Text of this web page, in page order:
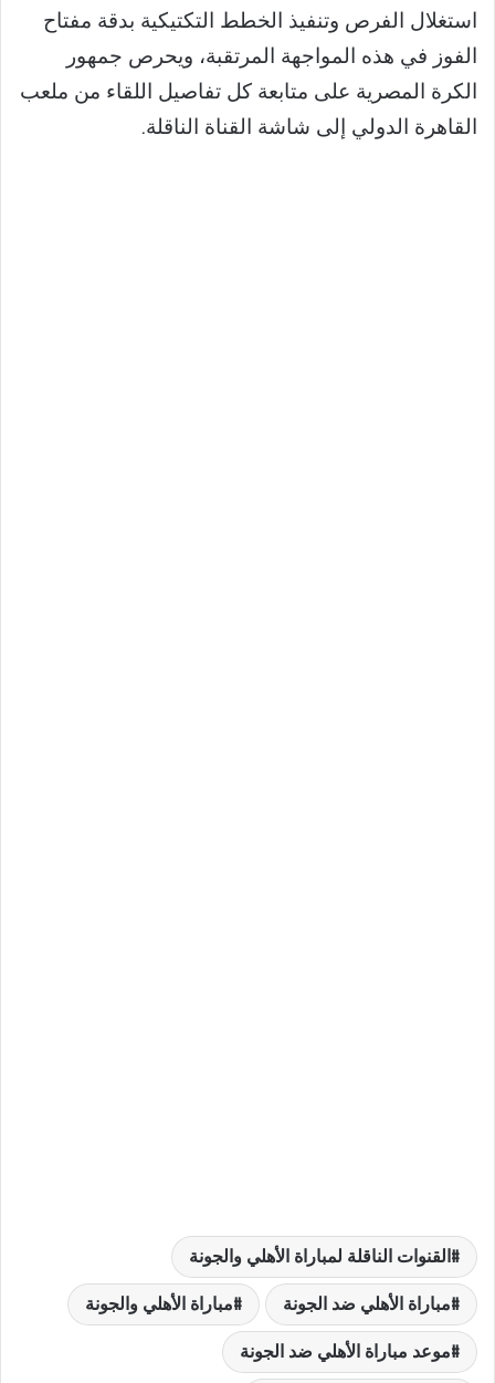
استغلال الفرص وتنفيذ الخطط التكتيكية بدقة مفتاح
الفوز في هذه المواجهة المرتقبة، ويحرص جمهور
الكرة المصرية على متابعة كل تفاصيل اللقاء من ملعب
القاهرة الدولي إلى شاشة القناة الناقلة.
القنوات الناقلة لمباراة الأهلي والجونة
مباراة الأهلي ضد الجونة مباراة الأهلي والجونة
موعد مباراة الأهلي ضد الجونة